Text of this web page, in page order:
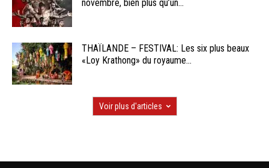
novembre, bien plus qu’un...
THAÏLANDE – FESTIVAL: Les six plus beaux
«Loy Krathong» du royaume...
Voir plus d'articles